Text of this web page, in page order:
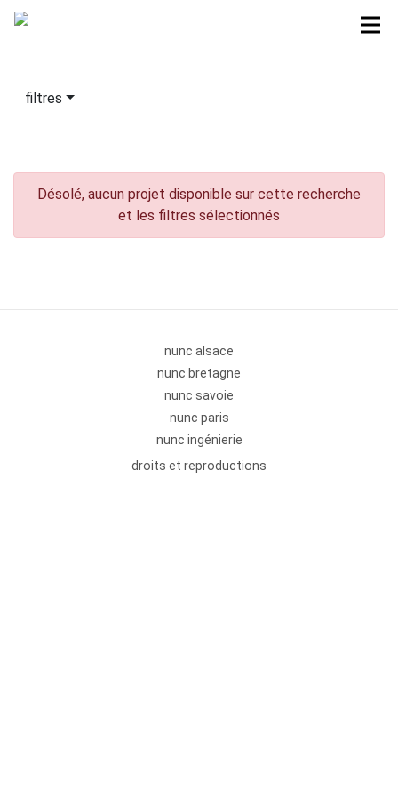
filtres
Désolé, aucun projet disponible sur cette recherche
et les filtres sélectionnés
nunc alsace
nunc bretagne
nunc savoie
nunc paris
nunc ingénierie
droits et reproductions